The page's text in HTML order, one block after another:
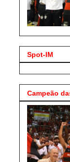
Spot-IM
Campeão